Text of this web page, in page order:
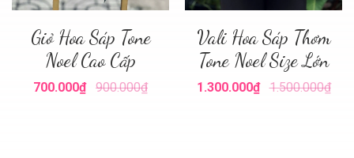
Giỏ Hoa Sáp Tone
Noel Cao Cấp
700.000₫ 900.000₫
Vali Hoa Sáp Thơm
Tone Noel Size Lớn
1.300.000₫ 1.500.000₫